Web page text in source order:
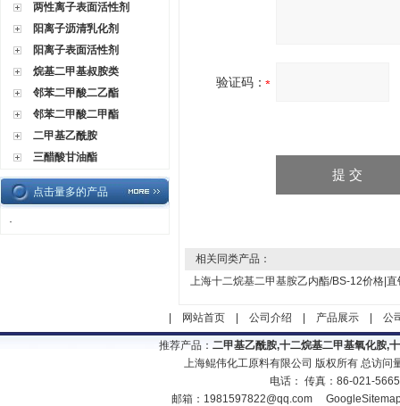
两性离子表面活性剂
阳离子沥清乳化剂
阳离子表面活性剂
烷基二甲基叔胺类
邻苯二甲酸二乙酯
邻苯二甲酸二甲酯
二甲基乙酰胺
三醋酸甘油酯
点击量多的产品
·
验证码：
相关同类产品：
上海十二烷基二甲基胺乙内酯/BS-12价格|直
网站首页| 公司介绍 产品展示| 公
推荐产品： 二甲基乙酰胺,十二烷基二甲基氧化胺,
上海鲲伟化工原料有限公司 版权所有 总访问
电话： 传真：86-021-
邮箱： 1981597822@qq.com